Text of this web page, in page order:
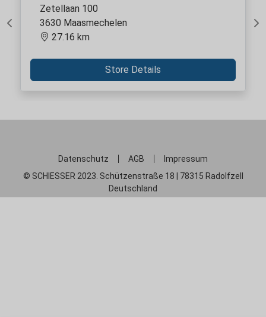
Previous
Zetellaan 100
3630 Maasmechelen
27.16 km
Store Details
Datenschutz AGB
Impressum
© SCHIESSER 2023. Schützenstraße 18 | 78315 Radolfzell
Deutschland